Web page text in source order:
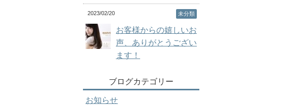
2023/02/20 未分類
お客様からの嬉しいお
声、ありがとうござい
ます！
ブログカテゴリー
お知らせ